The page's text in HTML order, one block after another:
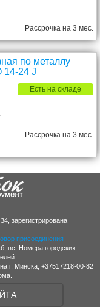
Рассрочка на 3 мес.
по металлу
14-24 J
Есть на складе
Рассрочка на 3 мес.
зарегистрирована
присоединения
вс. Номера городских
г. Минска; +37517218-00-82